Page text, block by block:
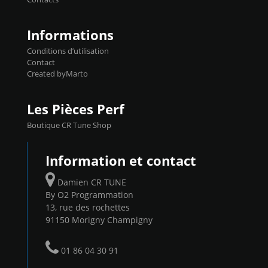
Informations
Conditions d’utilisation
Contact
Created byMarto
Les Pièces Perf
Boutique CR Tune Shop
Information et contact
Damien CR TUNE
By O2 Programmation
13, rue des rochettes
91150 Morigny Champigny
01 86 04 30 91